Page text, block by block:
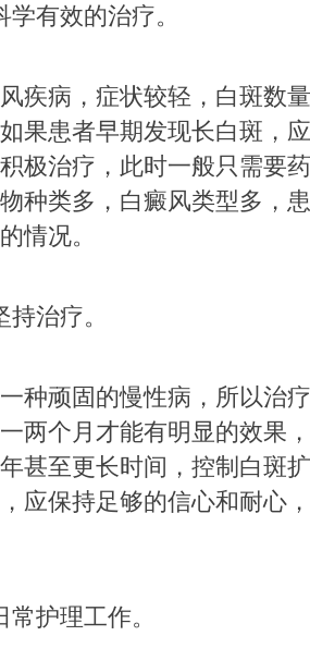
有效的治疗。
病，症状较轻，白斑数量
果患者早期发现长白斑，
极治疗，此时一般只需要
种类多，白癜风类型多，
情况。
治疗。
顽固的慢性病，所以治疗
两个月才能有明显的效果
甚至更长时间，控制白斑
应保持足够的信心和耐心
护理工作。